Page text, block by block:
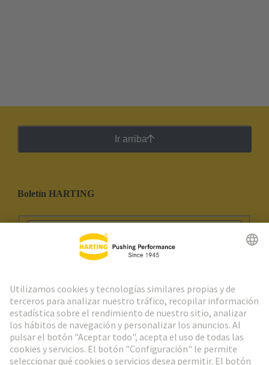
Ir arriba
Boletín HARTING
Ir al registro
Social Media